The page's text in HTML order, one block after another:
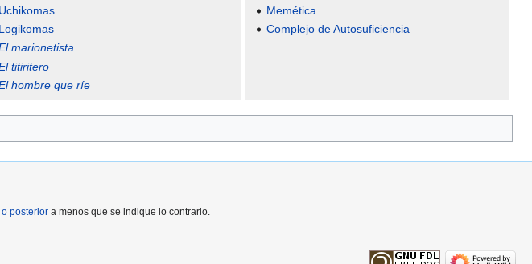
Uchikomas
Logikomas
marionetista
titiritero
hombre que ríe
Memética
Complejo de Autosuficiencia
posterior a menos que se indique lo contrario.